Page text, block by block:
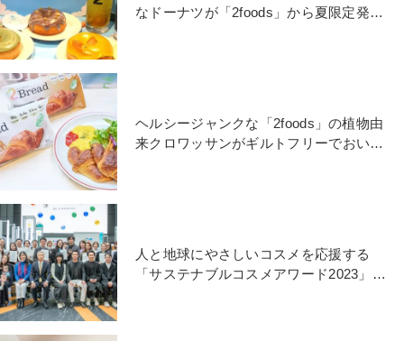
なドーナツが「2foods」から夏限定発
ヘルシージャンクな「2foods」の植物由
来クロワッサンがギルトフリーでおいし
人と地球にやさしいコスメを応援する
「サステナブルコスメアワード2023」気